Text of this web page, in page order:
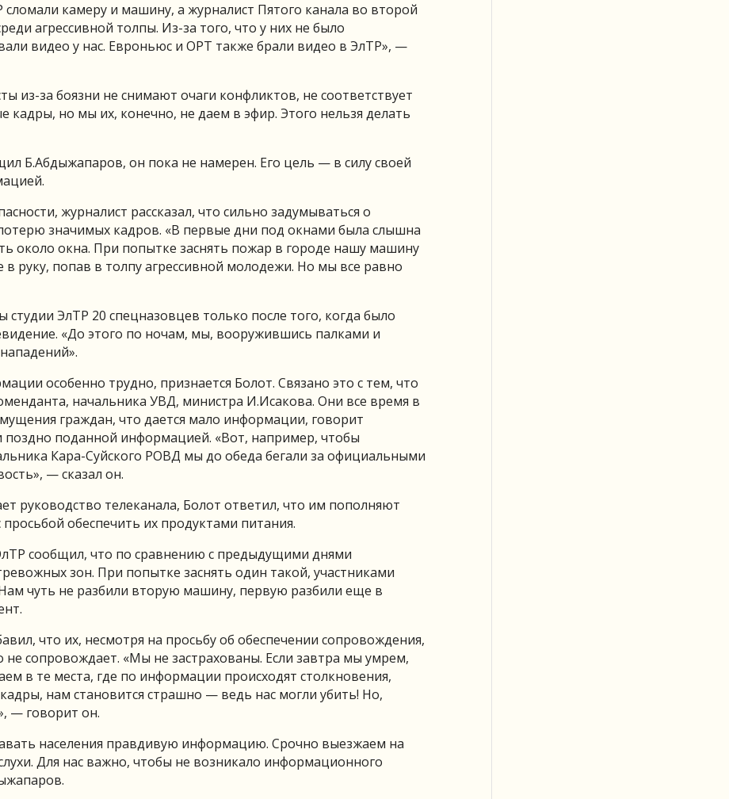
камеру и машину, а журналист Пятого канала во второй
агрессивной толпы. Из-за того, что у них не было
видео у нас. Евроньюс и ОРТ также брали видео в ЭлТР», —
из-за боязни не снимают очаги конфликтов, не соответствует
кадры, но мы их, конечно, не даем в эфир. Этого нельзя делать
Б.Абдыжапаров, он пока не намерен. Его цель — в силу своей
журналист рассказал, что сильно задумываться о
значимых кадров. «В первые дни под окнами была слышна
около окна. При попытке заснять пожар в городе нашу машину
руку, попав в толпу агрессивной молодежи. Но мы все равно
студии ЭлТР 20 спецназовцев только после того, когда было
«До этого по ночам, мы, вооружившись палками и
особенно трудно, признается Болот. Связано это с тем, что
начальника УВД, министра И.Исакова. Они все время в
граждан, что дается мало информации, говорит
поданной информацией. «Вот, например, чтобы
Кара-Суйского РОВД мы до обеда бегали за официальными
— сказал он.
руководство телеканала, Болот ответил, что им пополняют
обеспечить их продуктами питания.
сообщил, что по сравнению с предыдущими днями
зон. При попытке заснять один такой, участниками
чуть не разбили вторую машину, первую разбили еще в
что их, несмотря на просьбу об обеспечении сопровождения,
сопровождает. «Мы не застрахованы. Если завтра мы умрем,
в те места, где по информации происходят столкновения,
нам становится страшно — ведь нас могли убить! Но,
— говорит он.
населения правдивую информацию. Срочно выезжаем на
Для нас важно, чтобы не возникало информационного